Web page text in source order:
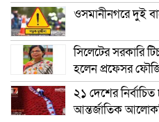
ওসমানীনগরে দুই
সিলেটের সরকারি
হলেন প্রফেসর
২১ দেশের
আন্তর্জাতিক